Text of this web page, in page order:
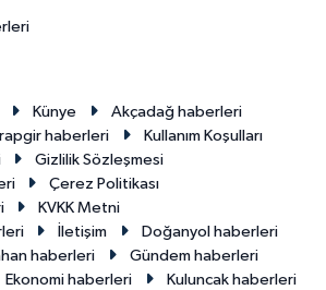
Künye
Akçadağ haberleri
haberleri
Kullanım Koşulları
Gizlilik Sözleşmesi
Çerez Politikası
KVKK Metni
İletişim
Doğanyol haberleri
haberleri
Gündem haberleri
Ekonomi haberleri
Kuluncak haberleri